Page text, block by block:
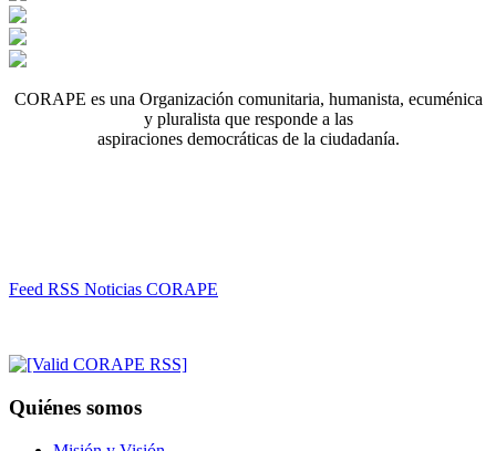
CORAPE es una Organización comunitaria, humanista, ecuménica
y pluralista que responde a las
aspiraciones democráticas de la ciudadanía.
Feed RSS Noticias CORAPE
Quiénes somos